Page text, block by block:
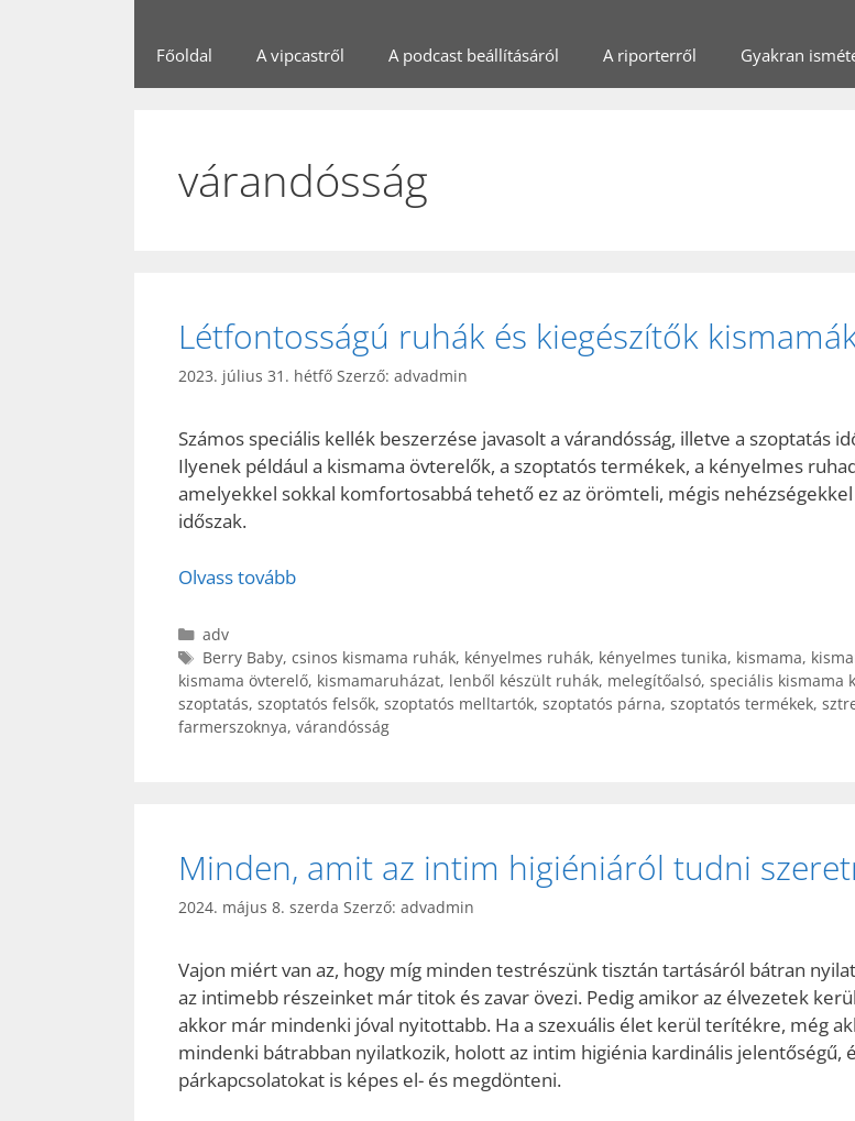
Főoldal A vipcastről A podcast beállításáról A riporterről Gyakran
várandósság
Létfontosságú ruhák és kiegészítők
2023. július 31. hétfő Szerző: advadmin
Számos speciális kellék beszerzése javasolt a várandósság, illetve a szoptatás
Ilyenek például a kismama övterelők, a szoptatós termékek, a kényelmes
amelyekkel sokkal komfortosabbá tehető ez az örömteli, mégis
időszak.
Olvass tovább
Kategória
adv
Címkék
Berry Baby, csinos kismama ruhák, kényelmes ruhák, kényelmes tunika, kismama,
kismama övterelő, kismamaruházat, lenből készült ruhák, melegítőalsó, speciális kismama
szoptatás, szoptatós felsők, szoptatós melltartók, szoptatós párna, szoptatós termékek,
farmerszoknya, várandósság
Minden, amit az intim higiéniáról tudni
2024. május 8. szerda Szerző: advadmin
Vajon miért van az, hogy míg minden testrészünk tisztán tartásáról bátran
az intimebb részeinket már titok és zavar övezi. Pedig amikor az élvezetek
akkor már mindenki jóval nyitottabb. Ha a szexuális élet kerül terítékre, még
mindenki bátrabban nyilatkozik, holott az intim higiénia kardinális jelentőségű,
párkapcsolatokat is képes el- és megdönteni.